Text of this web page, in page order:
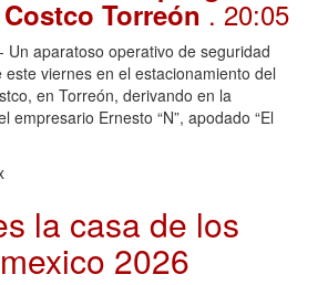
Torreón. 20:05
Un aparatoso operativo de seguridad
viernes en el estacionamiento del
en Torreón, derivando en la
empresario Ernesto “N”, apodado “El
la casa de los
2026